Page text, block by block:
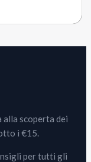
alla scoperta dei
i €15.
per tutti gli